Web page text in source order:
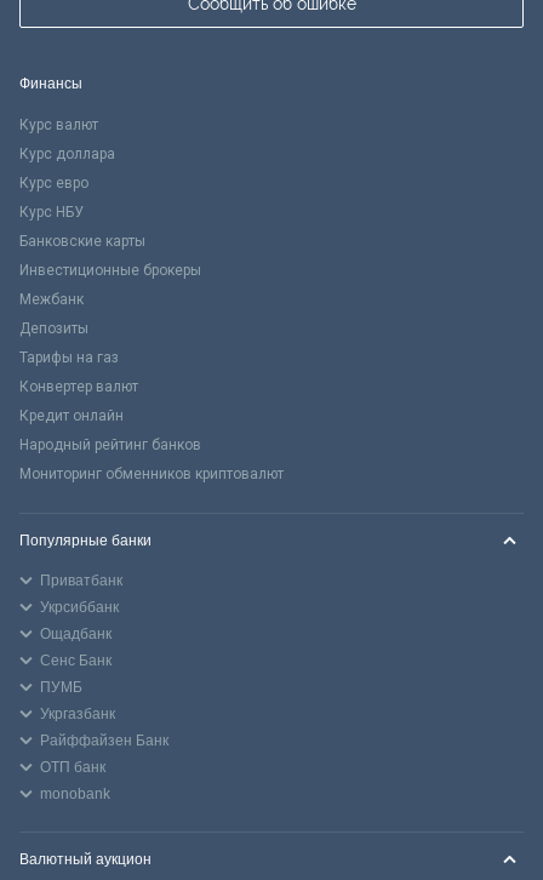
Сообщить об ошибке
Финансы
Курс валют
Курс доллара
Курс евро
Курс НБУ
Банковские карты
Инвестиционные брокеры
Межбанк
Депозиты
Тарифы на газ
Конвертер валют
Кредит онлайн
Народный рейтинг банков
Мониторинг обменников криптовалют
Популярные банки
Приватбанк
Укрсиббанк
Ощадбанк
Сенс Банк
ПУМБ
Укргазбанк
Райффайзен Банк
ОТП банк
monobank
Валютный аукцион